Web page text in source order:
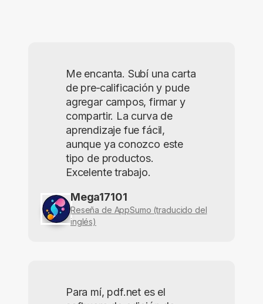
Me encanta. Subí una carta
de pre‑calificación y pude
agregar campos, firmar y
compartir. La curva de
aprendizaje fue fácil,
aunque ya conozco este
tipo de productos.
Excelente trabajo.
Mega17101
Reseña de AppSumo (traducido del
inglés)
Para mí, pdf.net es el